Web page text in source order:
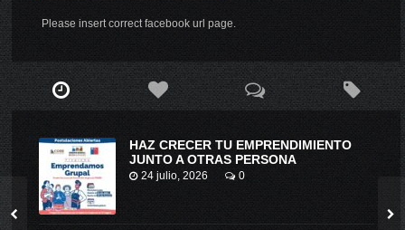
Please insert correct facebook url page.
HAZ CRECER TU EMPRENDIMIENTO
JUNTO A OTRAS PERSONA
24 julio, 2026 0